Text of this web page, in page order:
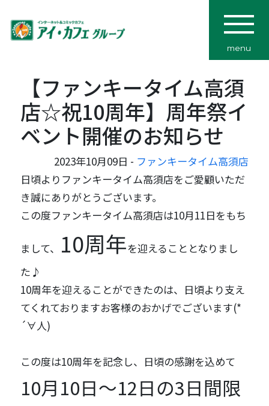
menu
【ファンキータイム高須
店☆祝10周年】周年祭イ
ベント開催のお知らせ
2023年10月09日 - ファンキータイム高須店
日頃よりファンキータイム高須店をご愛顧いただ
き誠にありがとうございます。
この度ファンキータイム高須店は10月11日をもち
まして、 10周年を迎えることとなりまし
た♪
10周年を迎えることができたのは、日頃より支え
てくれておりますお客様のおかげでございます(*
´∀人)
この度は10周年を記念し、日頃の感謝を込めて
10月10日～12日の3日間限